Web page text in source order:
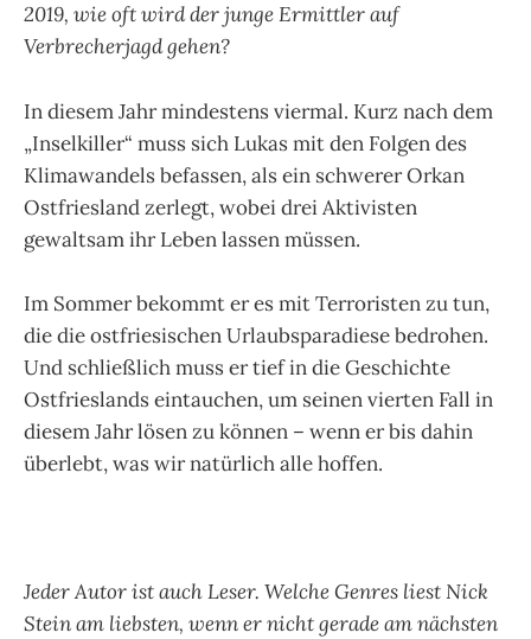
2019, wie oft wird der junge Ermittler auf
Verbrecherjagd gehen?
In diesem Jahr mindestens viermal. Kurz nach dem
„Inselkiller“ muss sich Lukas mit den Folgen des
Klimawandels befassen, als ein schwerer Orkan
Ostfriesland zerlegt, wobei drei Aktivisten
gewaltsam ihr Leben lassen müssen.
Im Sommer bekommt er es mit Terroristen zu tun,
die die ostfriesischen Urlaubsparadiese bedrohen.
Und schließlich muss er tief in die Geschichte
Ostfrieslands eintauchen, um seinen vierten Fall in
diesem Jahr lösen zu können – wenn er bis dahin
überlebt, was wir natürlich alle hoffen.
Jeder Autor ist auch Leser. Welche Genres liest Nick
Stein am liebsten, wenn er nicht gerade am nächsten